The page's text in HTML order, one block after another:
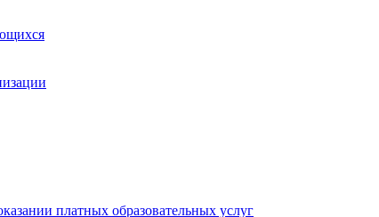
платных образовательных услуг